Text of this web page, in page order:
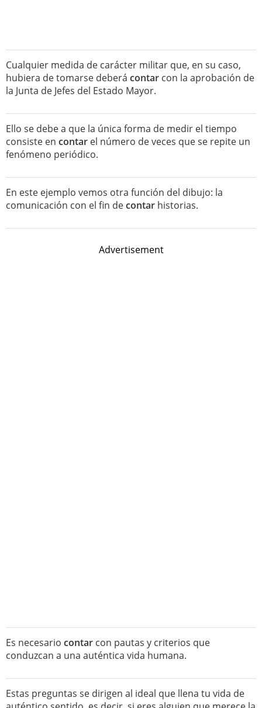
Cualquier medida de carácter militar que, en su caso,
hubiera de tomarse deberá contar con la aprobación de
la Junta de Jefes del Estado Mayor.
Ello se debe a que la única forma de medir el tiempo
consiste en contar el número de veces que se repite un
fenómeno periódico.
En este ejemplo vemos otra función del dibujo: la
comunicación con el fin decontar historias.
Advertisement
Es necesario contar con pautas y criterios que
conduzcan a una auténtica vida humana.
Estas preguntas se dirigen al ideal que llena tu vida de